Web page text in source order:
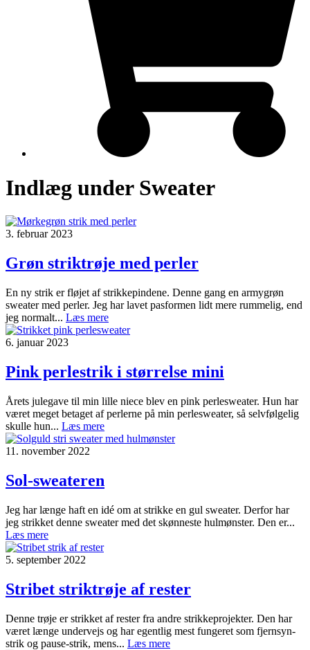
Indlæg under Sweater
3. februar 2023
Grøn striktrøje med perler
En ny strik er fløjet af strikkepindene. Denne gang en armygrøn
sweater med perler. Jeg har lavet pasformen lidt mere rummelig, end
jeg normalt... Læs mere
6. januar 2023
Pink perlestrik i størrelse mini
Årets julegave til min lille niece blev en pink perlesweater. Hun har
været meget betaget af perlerne på min perlesweater, så selvfølgelig
skulle hun... Læs mere
11. november 2022
Sol-sweateren
Jeg har længe haft en idé om at strikke en gul sweater. Derfor har
jeg strikket denne sweater med det skønneste hulmønster. Den er...
Læs mere
5. september 2022
Stribet striktrøje af rester
Denne trøje er strikket af rester fra andre strikkeprojekter. Den har
været længe undervejs og har egentlig mest fungeret som fjernsyn-
strik og pause-strik, mens... Læs mere